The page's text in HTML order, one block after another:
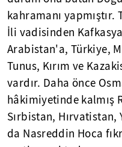
kahramanı yapmıştır.
İli vadisinden
Arabistan'a, Türkiye,
Tunus, Kırım ve
vardır. Daha önce
hâkimiyetinde kalmış
Sırbistan,
da Nasreddin Hoca